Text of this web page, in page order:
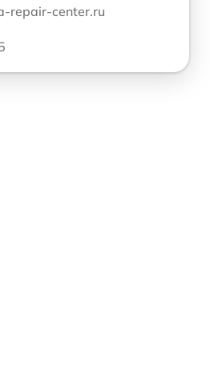
repair-center.ru